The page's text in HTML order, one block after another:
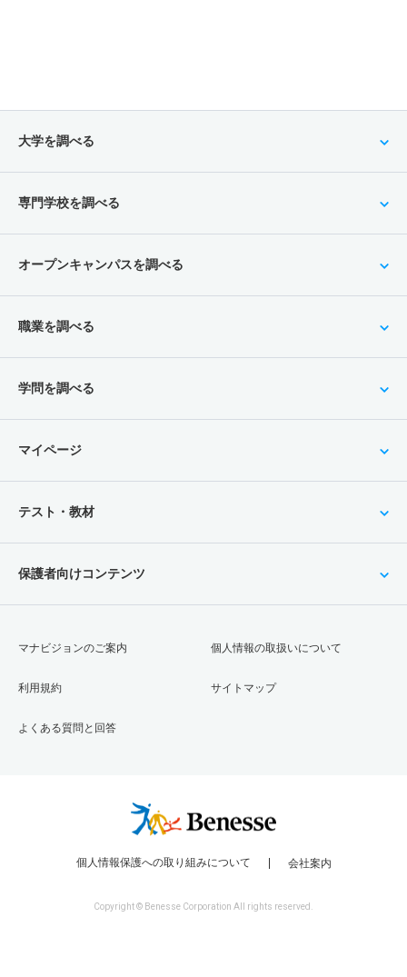
大学を調べる
専門学校を調べる
オープンキャンパスを調べる
職業を調べる
学問を調べる
マイページ
テスト・教材
保護者向けコンテンツ
マナビジョンのご案内
利用規約
よくある質問と回答
個人情報の取扱いについて
サイトマップ
個人情報保護への取り組みについて 会社案内
Copyright © Benesse Corporation All rights reserved.